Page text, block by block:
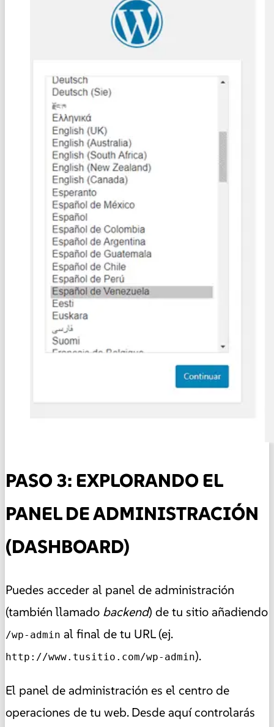
PASO 3: EXPLORANDO EL
PANEL DE ADMINISTRACIÓN
(DASHBOARD)
Puedes acceder al panel de administración
(también llamado backend) de tu sitio añadiendo
/wp-admin al final de tu URL (ej.
http://www.tusitio.com/wp-admin).
El panel de administración es el centro de
operaciones de tu web. Desde aquí controlarás